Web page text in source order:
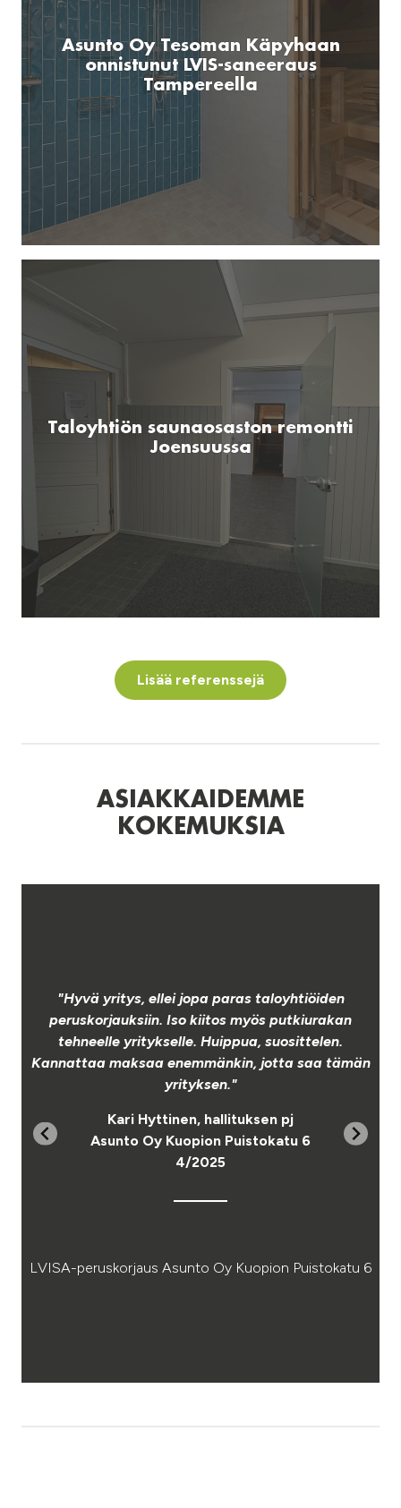
Asunto Oy Tesoman Käpyhaan
onnistunut LVIS-saneeraus
Tampereella
Taloyhtiön saunaosaston remontti
Joensuussa
Lisää referenssejä
ASIAKKAIDEMME
KOKEMUKSIA
"Hyvä yritys, ellei jopa paras taloyhtiöiden
peruskorjauksiin. Iso kiitos myös putkiurakan
tehneelle yritykselle. Huippua, suosittelen.
Kannattaa maksaa enemmänkin, jotta saa tämän
yrityksen."
Kari Hyttinen, hallituksen pj
Asunto Oy Kuopion Puistokatu 6
4/2025
LVISA-peruskorjaus Asunto Oy Kuopion Puistokatu 6